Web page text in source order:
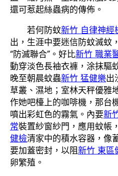
還可惹起絲蟲病的傳佈。
若何防蚊新竹 自律神經
出，生涯中要迷信防蚊滅蚊
“防滅聯合”。好比新竹 職業
動穿淡色長袖衣褲，涂抹驅
晚至朝晨蚊蟲新竹 猛健樂出
草叢、濕地；室林天秤優雅
作她吧檯上的咖啡機，那台
噴出彩虹色的霧氣。內要新
常裝置紗窗紗門，應用蚊帳
健檢清家中的積水容器，像
要加蓋密封，以阻新竹 東區
卵繁殖。